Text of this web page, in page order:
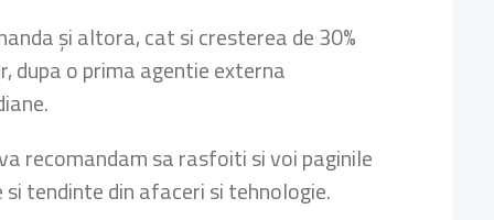
și altora, cat si cresterea de 30%
dupa o prima agentie externa
recomandam sa rasfoiti si voi paginile
tendinte din afaceri si tehnologie.